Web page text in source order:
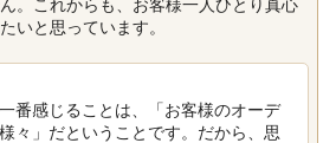
。これからも、お客様一人ひとり真心
いと思っています。
番感じることは、「お客様のオーデ
々」だということです。だから、思